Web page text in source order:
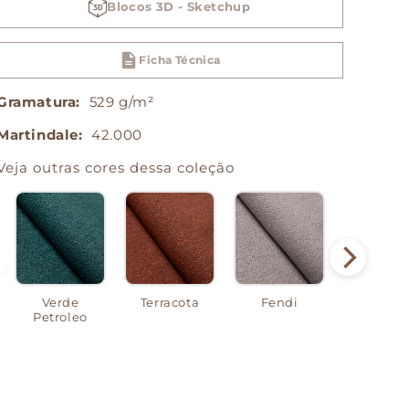
Siciliano
Blocos 3D - Sketchup
Ficha Técnica
529 g/m²
42.000
outras cores dessa coleção
Verde
Petroleo
Terracota Fendi